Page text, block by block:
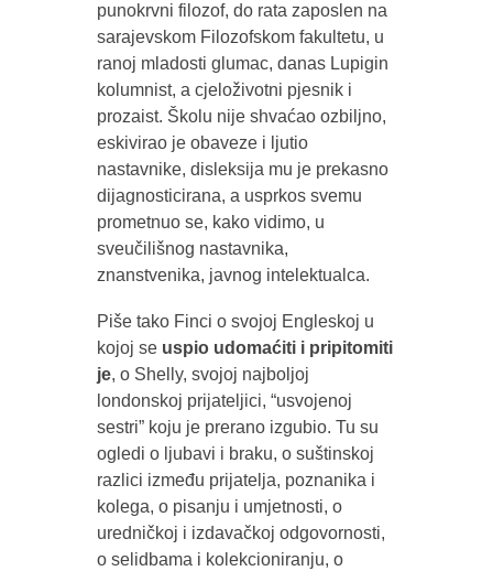
punokrvni filozof, do rata zaposlen na
sarajevskom Filozofskom fakultetu, u
ranoj mladosti glumac, danas Lupigin
kolumnist, a cjeloživotni pjesnik i
prozaist. Školu nije shvaćao ozbiljno,
eskivirao je obaveze i ljutio
nastavnike, disleksija mu je prekasno
dijagnosticirana, a usprkos svemu
prometnuo se, kako vidimo, u
sveučilišnog nastavnika,
znanstvenika, javnog intelektualca.
Piše tako Finci o svojoj Engleskoj u
kojoj se uspio udomaćiti i pripitomiti
je, o Shelly, svojoj najboljoj
londonskoj prijateljici, “usvojenoj
sestri” koju je prerano izgubio. Tu su
ogledi o ljubavi i braku, o suštinskoj
razlici između prijatelja, poznanika i
kolega, o pisanju i umjetnosti, o
uredničkoj i izdavačkoj odgovornosti,
o selidbama i kolekcioniranju, o